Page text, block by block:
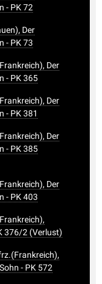
- PK 72
Der
- PK 73
Der
- PK 365
Der
- PK 381
Der
- PK 385
Der
- PK 403
376/2 (Verlust)
- PK 572